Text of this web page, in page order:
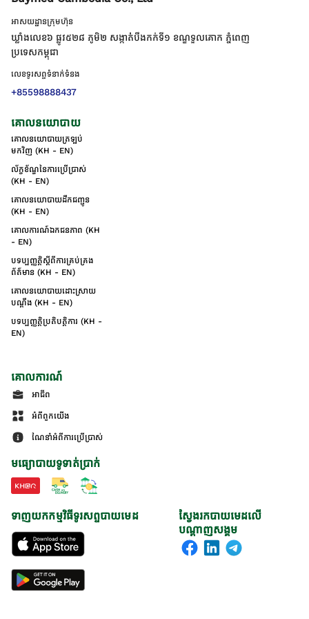
អាសយដ្ឋានក្រុមហ៊ុន
ឃ្លាំងលេខ៦ ផ្លូវ៥២៨ ភូមិ២ សង្កាត់់បឹងកក់ទី១ ខណ្ឌទួលគោក ភ្នំពេញ
ប្រទេសកម្ពុជា
លេខទូរសព្ទទំនាក់ទំនង
+85598888437
គោលនយោបាយ
គោលនយោបាយត្រឡប់
មកវិញ (KH - EN)
ល័ក្ខខ័ណ្ឌនៃការប្រើប្រាស់
(KH - EN)
គោលនយោបាយដឹកជញ្ជូន
(KH - EN)
គោលការណ៍ឯកជនភាព (KH
- EN)
បទប្បញ្ញត្តិស្តីពីការគ្រប់គ្រង
ព័ត៌មាន (KH - EN)
គោលនយោបាយដោះស្រាយ
បណ្ដឹង (KH - EN)
បទប្បញ្ញត្តិប្រតិបត្តិការ (KH -
EN)
គោលការណ៍
អាជីព
អំពីពួកយើង
ណែនាំអំពីការប្រើប្រាស់
មធ្យោបាយទូទាត់ប្រាក់
ស្វែងរកបាយមេដលើ
បណ្តាញសង្គម
ទាញយកកម្មវិធីទូរសព្ទបាយមេដ